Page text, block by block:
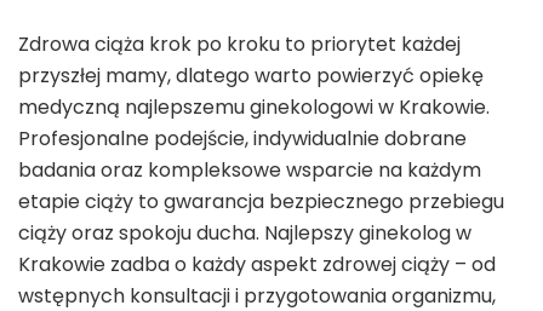
Zdrowa ciąża krok po kroku to priorytet każdej
przyszłej mamy, dlatego warto powierzyć opiekę
medyczną najlepszemu ginekologowi w Krakowie.
Profesjonalne podejście, indywidualnie dobrane
badania oraz kompleksowe wsparcie na każdym
etapie ciąży to gwarancja bezpiecznego przebiegu
ciąży oraz spokoju ducha. Najlepszy ginekolog w
Krakowie zadba o każdy aspekt zdrowej ciąży – od
wstępnych konsultacji i przygotowania organizmu,